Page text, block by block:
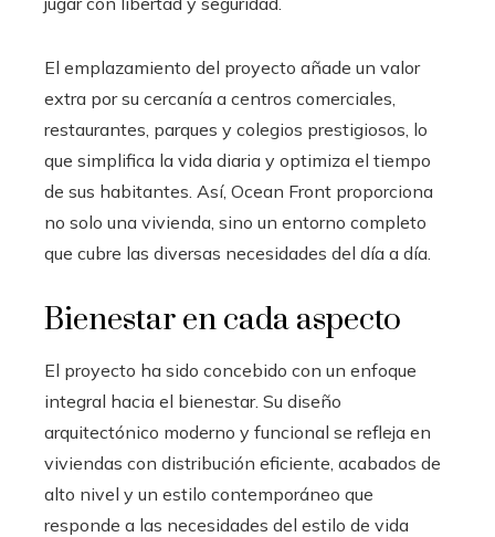
El emplazamiento del proyecto añade un valor
extra por su cercanía a centros comerciales,
restaurantes, parques y colegios prestigiosos, lo
que simplifica la vida diaria y optimiza el tiempo
de sus habitantes. Así, Ocean Front proporciona
no solo una vivienda, sino un entorno completo
que cubre las diversas necesidades del día a día.
Bienestar en cada aspecto
El proyecto ha sido concebido con un enfoque
integral hacia el bienestar. Su diseño
arquitectónico moderno y funcional se refleja en
viviendas con distribución eficiente, acabados de
alto nivel y un estilo contemporáneo que
responde a las necesidades del estilo de vida